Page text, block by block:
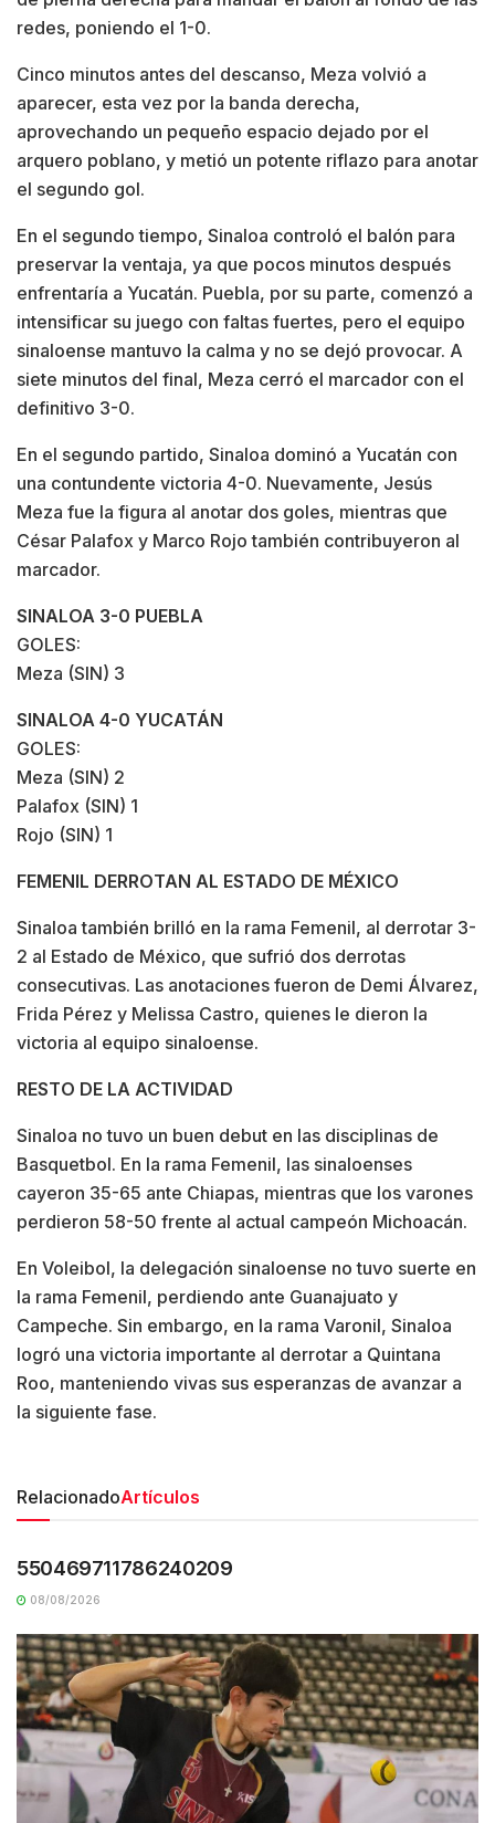
redes, poniendo el 1-0.
Cinco minutos antes del descanso, Meza volvió a
aparecer, esta vez por la banda derecha,
aprovechando un pequeño espacio dejado por el
arquero poblano, y metió un potente riflazo para anotar
el segundo gol.
En el segundo tiempo, Sinaloa controló el balón para
preservar la ventaja, ya que pocos minutos después
enfrentaría a Yucatán. Puebla, por su parte, comenzó a
intensificar su juego con faltas fuertes, pero el equipo
sinaloense mantuvo la calma y no se dejó provocar. A
siete minutos del final, Meza cerró el marcador con el
definitivo 3-0.
En el segundo partido, Sinaloa dominó a Yucatán con
una contundente victoria 4-0. Nuevamente, Jesús
Meza fue la figura al anotar dos goles, mientras que
César Palafox y Marco Rojo también contribuyeron al
marcador.
SINALOA 3-0 PUEBLA
GOLES:
Meza (SIN) 3
SINALOA 4-0 YUCATÁN
GOLES:
Meza (SIN) 2
Palafox (SIN) 1
Rojo (SIN) 1
FEMENIL DERROTAN AL ESTADO DE MÉXICO
Sinaloa también brilló en la rama Femenil, al derrotar 3-
2 al Estado de México, que sufrió dos derrotas
consecutivas. Las anotaciones fueron de Demi Álvarez,
Frida Pérez y Melissa Castro, quienes le dieron la
victoria al equipo sinaloense.
RESTO DE LA ACTIVIDAD
Sinaloa no tuvo un buen debut en las disciplinas de
Basquetbol. En la rama Femenil, las sinaloenses
cayeron 35-65 ante Chiapas, mientras que los varones
perdieron 58-50 frente al actual campeón Michoacán.
En Voleibol, la delegación sinaloense no tuvo suerte en
la rama Femenil, perdiendo ante Guanajuato y
Campeche. Sin embargo, en la rama Varonil, Sinaloa
logró una victoria importante al derrotar a Quintana
Roo, manteniendo vivas sus esperanzas de avanzar a
la siguiente fase.
RelacionadoArtículos
UNCATEGORIZED
550469711786240209
08/08/2026